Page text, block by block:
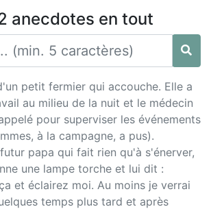
anecdotes en tout
petit fermier qui accouche. Elle a
au milieu de la nuit et le médecin
pour superviser les événements
à la campagne, a pus).
papa qui fait rien qu'à s'énerver,
une lampe torche et lui dit :
et éclairez moi. Au moins je verrai
temps plus tard et après